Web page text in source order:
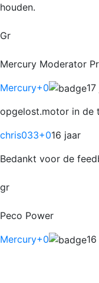
houden.
Gr
Mercury Moderator
Mercury+0
opgelost.motor in de
chris033+016 jaar
Bedankt voor de
gr
Peco Power
Mercury+0